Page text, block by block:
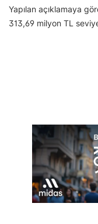
Yapılan açıklamaya
313,69 milyon TL